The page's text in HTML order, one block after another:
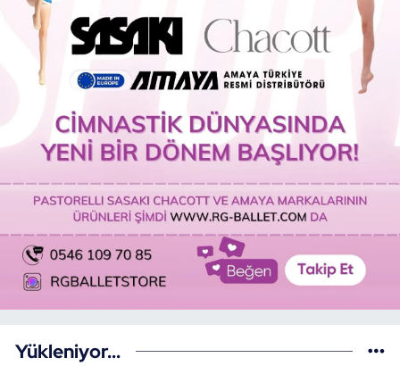
Yükleniyor...